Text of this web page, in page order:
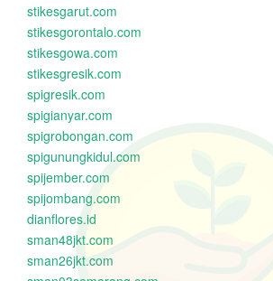
stikesgarut.com
stikesgorontalo.com
stikesgowa.com
stikesgresik.com
spigresik.com
spigianyar.com
spigrobongan.com
spigunungkidul.com
spijember.com
spijombang.com
dianflores.id
sman48jkt.com
sman26jkt.com